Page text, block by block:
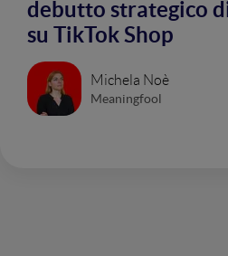
debutto strategico
su TikTok Shop
Michela Noè
Meaningfool